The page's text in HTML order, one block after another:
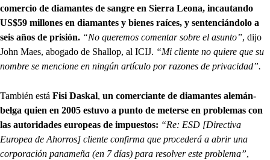
comercio de diamantes de sangre en Sierra Leona, incautando
US$59 millones en diamantes y bienes raíces, y sentenciándolo a
seis años de prisión. “No queremos comentar sobre el asunto”, dijo
John Maes, abogado de Shallop, al ICIJ. “Mi cliente no quiere que su
nombre se mencione en ningún artículo por razones de privacidad”.
También está Fisi Daskal, un comerciante de diamantes alemán-
belga quien en 2005 estuvo a punto de meterse en problemas con
las autoridades europeas de impuestos: “Re: ESD [Directiva
Europea de Ahorros] cliente confirma que procederá a abrir una
corporación panameña (en 7 días) para resolver este problema”,